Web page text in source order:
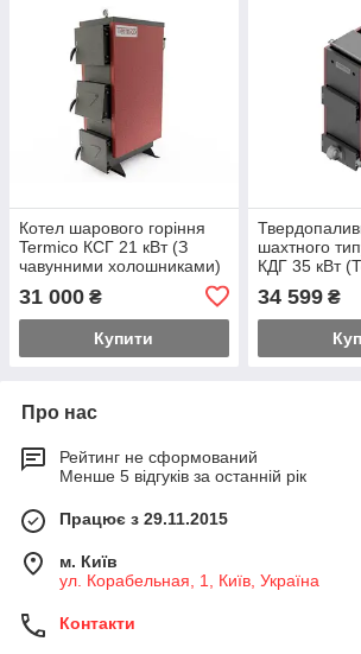
Котел шарового горіння
Termico КСГ 21 кВт (З
чавунними холошниками)
31 000 ₴
Купити
шахтного
КДГ 35 кВт
34 599₴
Про нас
Рейтинг не сформований
Менше 5 відгуків за останній рік
Працює з 29.11.2015
м. Київ
ул. Корабельная, 1, Київ, Україна
Контакти